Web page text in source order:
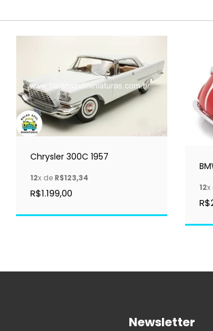
Chrysler 300C 1957
12x de R$123,34
R$1.199,00 12x
Newsletter